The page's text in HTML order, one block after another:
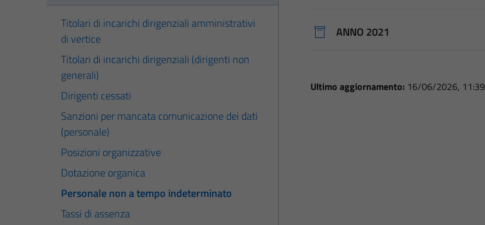
Titolari di incarichi dirigenziali amministrativi
di vertice
Titolari di incarichi dirigenziali (dirigenti non
generali)
Dirigenti cessati
Sanzioni per mancata comunicazione dei dati
(personale)
Posizioni organizzative
Dotazione organica
Personale non a tempo indeterminato
Tassi di assenza
ANNO 2021
Ultimo aggiornamento: 16/06/2026, 11:39